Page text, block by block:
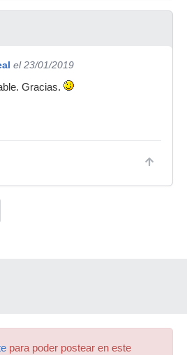
el 23/01/2019
Gracias.
para poder postear en este